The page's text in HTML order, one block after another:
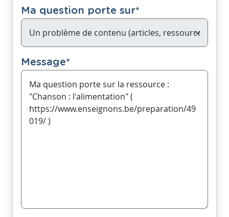
Ma question porte sur*
Message*